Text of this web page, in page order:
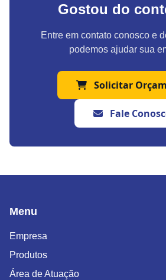
Gostou do
Entre em contato conosco e
podemos ajudar sua
Solicitar
Fale
Menu
Empresa
Produtos
Área de Atuação